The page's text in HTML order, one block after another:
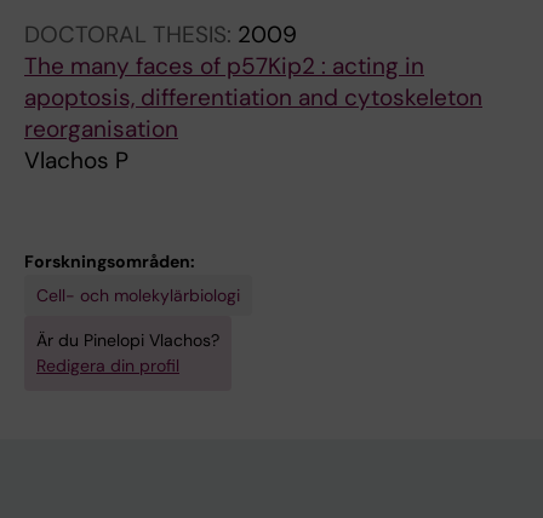
JL; Burguillos MA
DOCTORAL THESIS: 2009
The many faces of p57Kip2 : acting in
apoptosis, differentiation and cytoskeleton
reorganisation
Vlachos P
Forskningsområden:
Cell- och molekylärbiologi
Är du Pinelopi Vlachos?
Redigera din profil